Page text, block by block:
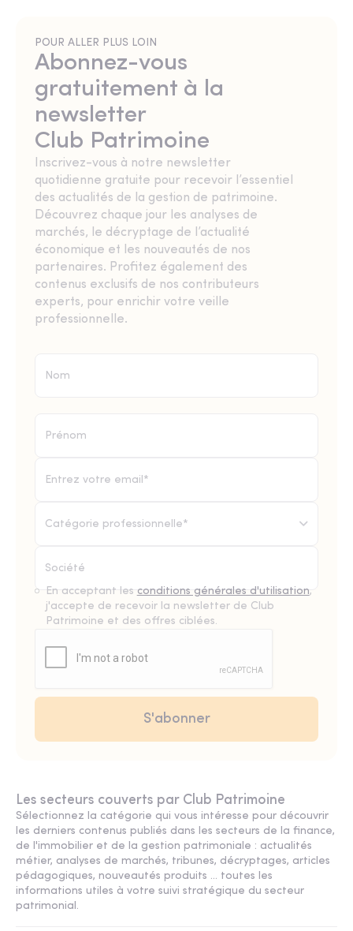
POUR ALLER PLUS LOIN
Abonnez-vous
gratuitement à la
newsletter
Club Patrimoine
Inscrivez-vous à notre newsletter
quotidienne gratuite pour recevoir l’essentiel
des actualités de la gestion de patrimoine.
Découvrez chaque jour les analyses de
marchés, le décryptage de l’actualité
économique et les nouveautés de nos
partenaires. Profitez également des
contenus exclusifs de nos contributeurs
experts, pour enrichir votre veille
professionnelle.
Catégorie professionnelle*
En acceptant les conditions générales d'utilisation,
j'accepte de recevoir la newsletter de Club
Patrimoine et des offres ciblées.
Les secteurs couverts par Club Patrimoine
Sélectionnez la catégorie qui vous intéresse pour découvrir
les derniers contenus publiés dans les secteurs de la finance,
de l'immobilier et de la gestion patrimoniale : actualités
métier, analyses de marchés, tribunes, décryptages, articles
pédagogiques, nouveautés produits ... toutes les
informations utiles à votre suivi stratégique du secteur
patrimonial.